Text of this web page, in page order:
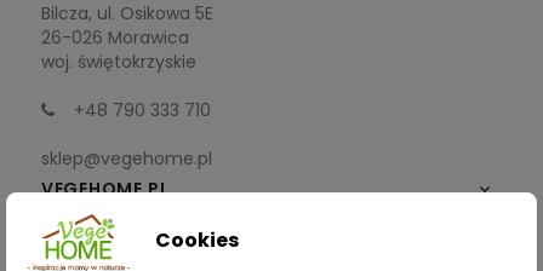
Bilcza, ul. Osikowa 5E
26-026 Morawica
woj. świętokrzyskie
+48 790 333 710
sklep@vegehome.pl
VEGEHOME.PL

INFORMACJE
Cookies